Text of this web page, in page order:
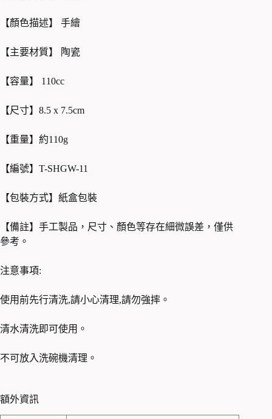
【顏色描述】 手繪
【主要材質】 陶瓷
【容量】 110cc
【尺寸】8.5 x 7.5cm
【重量】約110g
【編號】T-SHGW-11
【包裝方式】紙盒包裝
【備註】手工製品，尺寸、顏色等存在細微誤差，僅供
參考。
注意事項:
使用前先行清洗,請小心清理,請勿強摔。
清水清洗即可使用。
不可放入洗碗機清理。
額外資訊